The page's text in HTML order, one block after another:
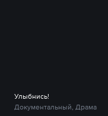
Улыбнись!
Документальный, Драма